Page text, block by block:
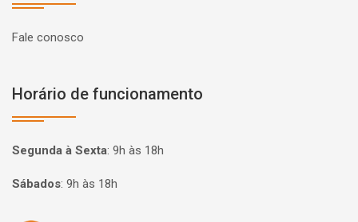
Fale conosco
Horário de funcionamento
Segunda à Sexta: 9h às 18h
Sábados: 9h às 18h